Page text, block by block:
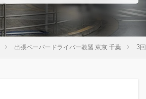
出張ペーパードライバー教習 東京 千葉 3